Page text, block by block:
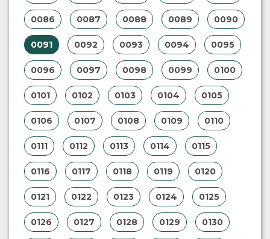
0086 0087 0088 0089 0090
0091 0092 0093 0094 0095
0096 0097 0098 0099 0100
0101 0102 0103 0104 0105
0106 0107 0108 0109 0110
0111 0112 0113 0114 0115
0116 0117 0118 0119 0120
0121 0122 0123 0124 0125
0126 0127 0128 0129 0130